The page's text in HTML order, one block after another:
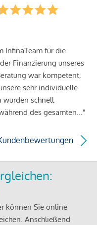
InfinaTeam für die
Finanzierung unseres
war kompetent,
sehr individuelle
wurden schnell
des gesamten..."
können Sie online
Anschließend